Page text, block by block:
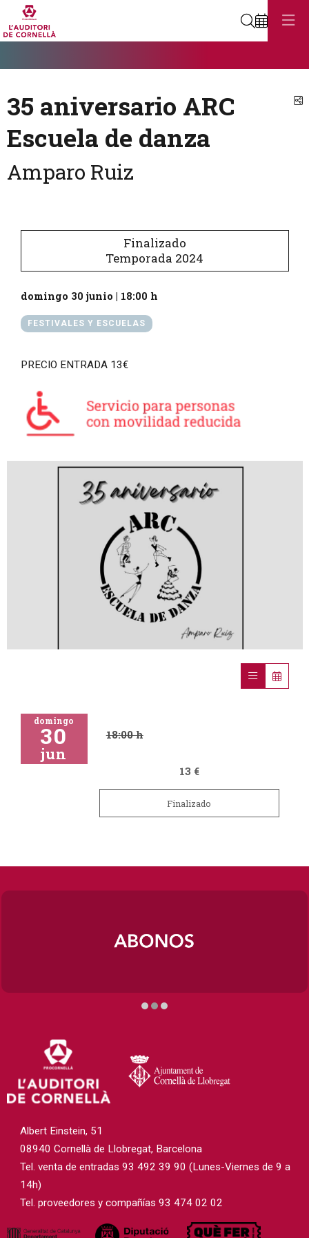
Buscar
35 aniversario ARC
Escuela de danza
Amparo Ruiz
Finalizado
Temporada 2024
domingo 30 junio | 18:00 h
FESTIVALES Y ESCUELAS
PRECIO ENTRADA 13€
domingo
30
jun
18:00 h
13 €
Finalizado
Albert Einstein, 51
08940 Cornellà de Llobregat, Barcelona
Tel. venta de entradas 93 492 39 90 (Lunes-Viernes de 9 a
14h)
Tel. proveedores y compañías 93 474 02 02